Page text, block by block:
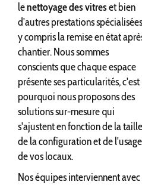
lenettoyage des vitreset bien
d'autres prestations
y compris la remise en état
chantier. Nous sommes
conscients que chaque espace
présente ses particularités, c'est
pourquoi nous proposons des
solutions sur-mesure qui
s'ajustent en fonction de la
de la configuration et de l'usage
de vos locaux.
Nos équipes interviennent avec